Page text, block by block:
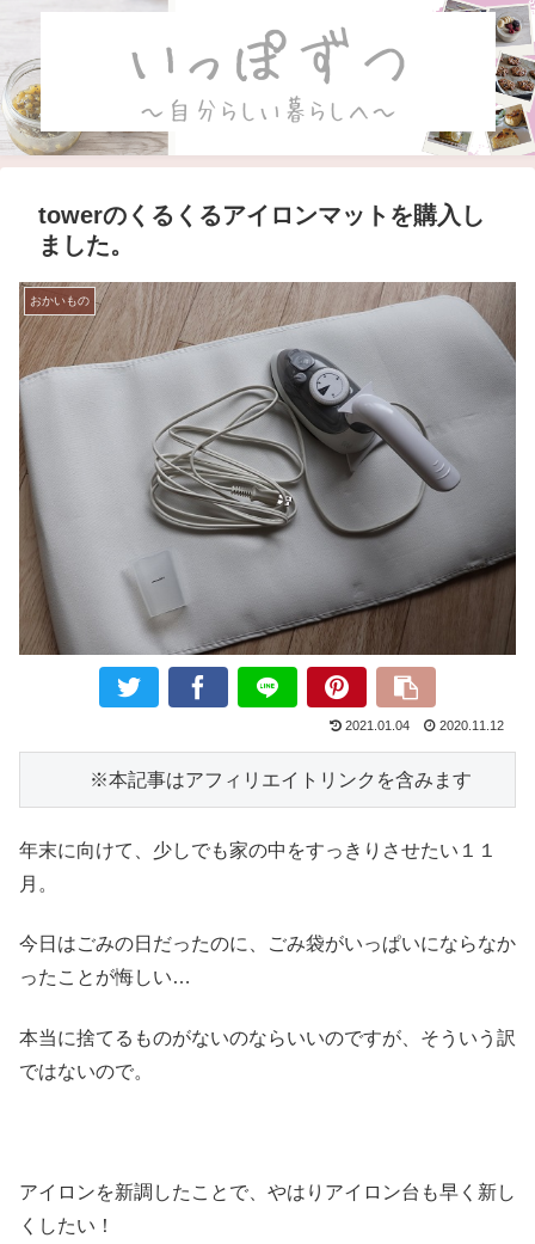
towerのくるくるアイロンマットを購入し
ました。
おかいもの
2021.01.04 2020.11.12
※本記事はアフィリエイトリンクを含みます
年末に向けて、少しでも家の中をすっきりさせたい１１
月。
今日はごみの日だったのに、ごみ袋がいっぱいにならなか
ったことが悔しい…
本当に捨てるものがないのならいいのですが、そういう訳
ではないので。
アイロンを新調したことで、やはりアイロン台も早く新し
くしたい！